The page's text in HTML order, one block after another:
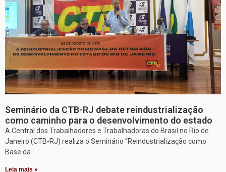
Seminário da CTB-RJ debate reindustrialização
como caminho para o desenvolvimento do estado
A Central dos Trabalhadores e Trabalhadoras do Brasil no Rio de
Janeiro (CTB-RJ) realiza o Seminário “Reindustrialização como
Base da
Leia mais »